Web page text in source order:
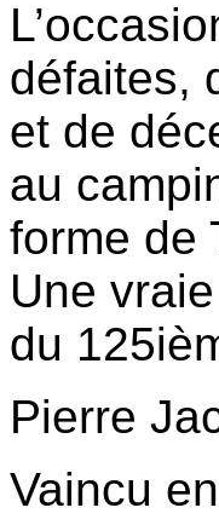
défaites,
et de
au
forme de
Une
du
Pierre
Vaincu